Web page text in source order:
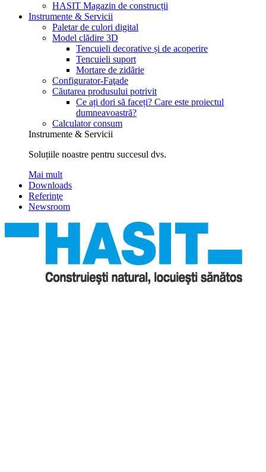
HASIT Magazin de construcții
Instrumente & Servicii
Paletar de culori digital
Model clădire 3D
Tencuieli decorative și de acoperire
Tencuieli suport
Mortare de zidărie
Configurator-Faţade
Căutarea produsului potrivit
Ce ați dori să faceți? Care este proiectul
dumneavoastră?
Calculator consum
Instrumente & Servicii
Soluțiile noastre pentru succesul dvs.
Mai mult
Downloads
Referinţe
Newsroom